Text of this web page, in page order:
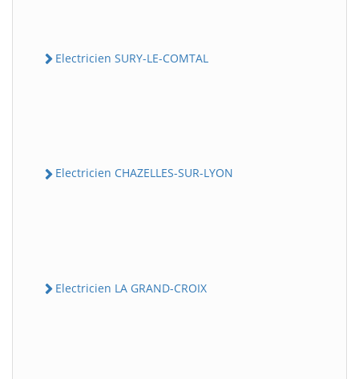
Electricien SURY-LE-COMTAL
Electricien CHAZELLES-SUR-LYON
Electricien LA GRAND-CROIX